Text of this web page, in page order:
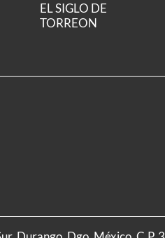
EL SIGLO DE
TORREON